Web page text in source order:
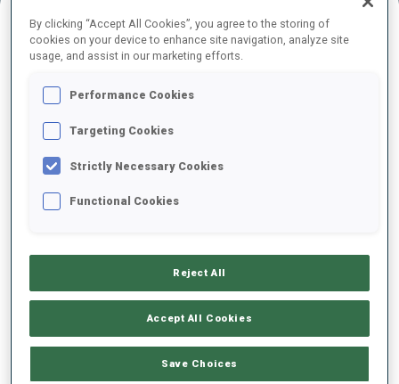
RÉSULTATS FINAUX
E. CLAUDE
2 14 H. RIVAIL
INVENIUS
FIN 1 0
+29.4
4 36 S. KHALILI
0 1
By clicking “Accept All Cookies”, you agree to the storing of
cookies on your device to enhance site navigation, analyze site
usage, and assist in our marketing efforts.
Performance Cookies
Targeting Cookies
Strictly Necessary Cookies
Functional Cookies
Reject All
Accept All Cookies
Save Choices